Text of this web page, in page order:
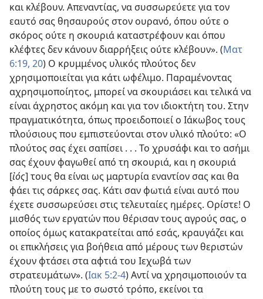
και κλέβουν. Απεναντίας, να συσσωρεύετε για τον
εαυτό σας θησαυρούς στον ουρανό, όπου ούτε ο
σκόρος ούτε η σκουριά καταστρέφουν και όπου
κλέφτες δεν κάνουν διαρρήξεις ούτε κλέβουν». (Ματ
6:19, 20) Ο κρυμμένος υλικός πλούτος δεν
χρησιμοποιείται για κάτι ωφέλιμο. Παραμένοντας
αχρησιμοποίητος, μπορεί να σκουριάσει και τελικά να
είναι άχρηστος ακόμη και για τον ιδιοκτήτη του. Στην
πραγματικότητα, όπως προειδοποιεί ο Ιάκωβος τους
πλούσιους που εμπιστεύονται στον υλικό πλούτο: «Ο
πλούτος σας έχει σαπίσει . . . Το χρυσάφι και το ασήμι
σας έχουν φαγωθεί από τη σκουριά, και η σκουριά
[ἰός] τους θα είναι ως μαρτυρία εναντίον σας και θα
φάει τις σάρκες σας. Κάτι σαν φωτιά είναι αυτό που
έχετε συσσωρεύσει στις τελευταίες ημέρες. Ορίστε! Ο
μισθός των εργατών που θέρισαν τους αγρούς σας, ο
οποίος όμως κατακρατείται από εσάς, κραυγάζει και
οι επικλήσεις για βοήθεια από μέρους των θεριστών
έχουν φτάσει στα αφτιά του Ιεχωβά των
στρατευμάτων». (Ιακ 5:2-4) Αντί να χρησιμοποιούν τα
πλούτη τους με το σωστό τρόπο, εκείνοι τα